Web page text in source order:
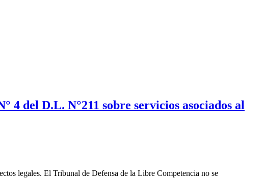
4 del D.L. N°211 sobre servicios asociados al
legales. El Tribunal de Defensa de la Libre Competencia no se